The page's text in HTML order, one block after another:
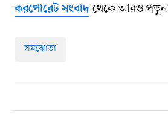
করপোরেট সংবাদথেকে আরও পড়ুন
সমঝোতা